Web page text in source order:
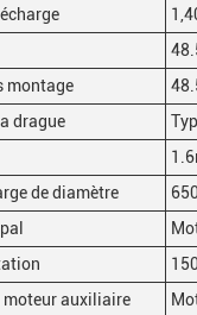
montage
drague
de diamètre
moteur auxiliaire